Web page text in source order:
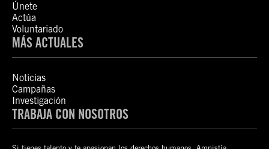
Únete
Actúa
Voluntariado
MÁS ACTUALES
Noticias
Campañas
Investigación
TRABAJA CON NOSOTROS